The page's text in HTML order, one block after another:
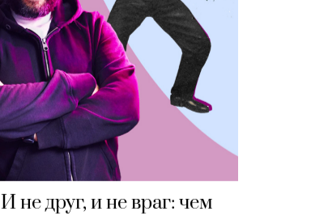
И не друг, и не враг: чем